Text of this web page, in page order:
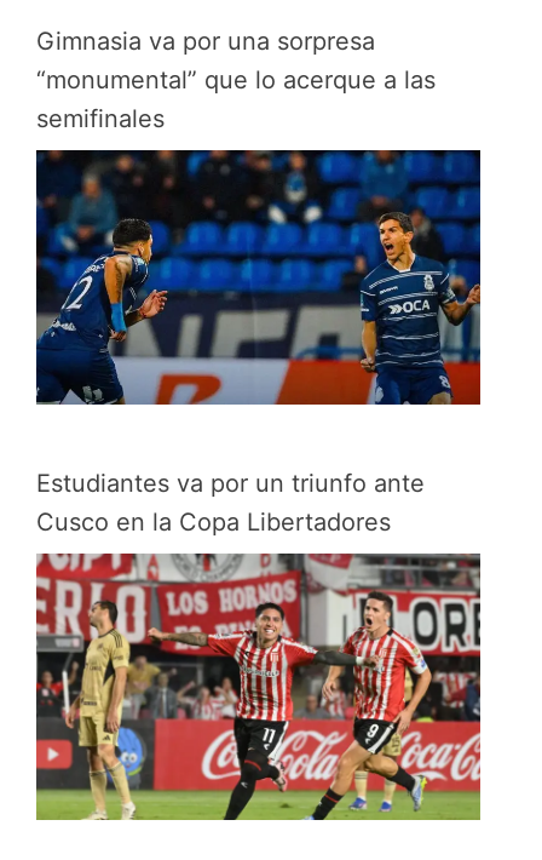
Gimnasia va por una sorpresa
“monumental” que lo acerque a las
semifinales
Estudiantes va por un triunfo ante
Cusco en la Copa Libertadores